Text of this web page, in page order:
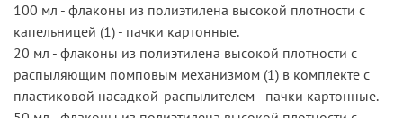
100 мл - флаконы из полиэтилена высокой плотности с
капельницей (1) - пачки картонные.
20 мл - флаконы из полиэтилена высокой плотности с
распыляющим помповым механизмом (1) в комплекте с
пластиковой насадкой-распылителем - пачки картонные.